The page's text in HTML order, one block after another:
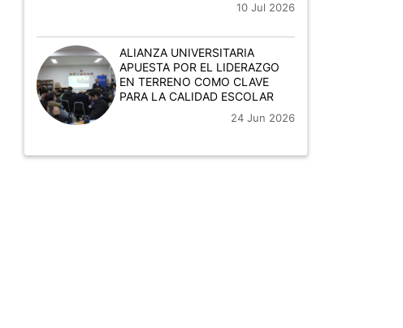
10 Jul 2026
ALIANZA UNIVERSITARIA
APUESTA POR EL LIDERAZGO
EN TERRENO COMO CLAVE
PARA LA CALIDAD ESCOLAR
24 Jun 2026